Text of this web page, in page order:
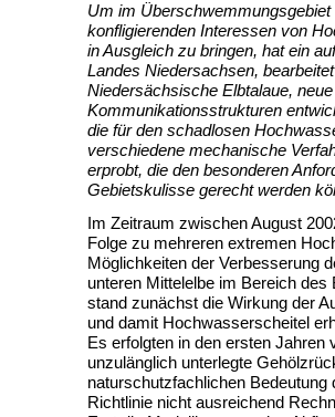
Um im
konfligierenden Interessen von
in Ausgleich zu bringen, hat ein
Landes Niedersachsen,
Niedersächsische Elbtalaue,
Kommunikationsstrukturen
die für den schadlosen
verschiedene mechanische
erprobt, die den besonderen
Gebietskulisse gerecht werden
Im Zeitraum zwischen August
Folge zu mehreren extremen
Möglichkeiten der Verbesserung
unteren Mittelelbe im Bereich
stand zunächst die Wirkung der
und damit Hochwasserscheitel
Es erfolgten in den ersten Jahren
unzulänglich unterlegte
naturschutzfachlichen
Richtlinie nicht ausreichend